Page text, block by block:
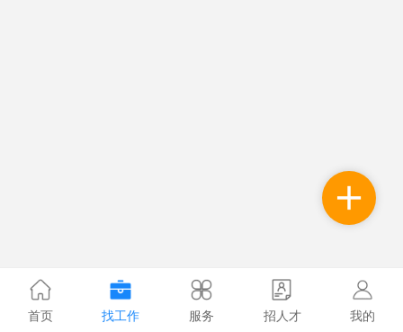
首页 找工作 服务 招人才 我的